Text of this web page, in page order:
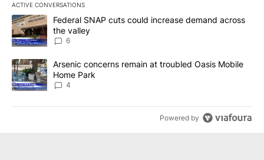
ACTIVE CONVERSATIONS
The following is a list of the most commented articles in the last
A trending article titled "Federal SNAP cuts could increase
Federal SNAP cuts could increase demand across
the valley
6
A trending article titled "Arsenic concerns remain at troubled
Arsenic concerns remain at troubled Oasis Mobile
Home Park
4
Powered by